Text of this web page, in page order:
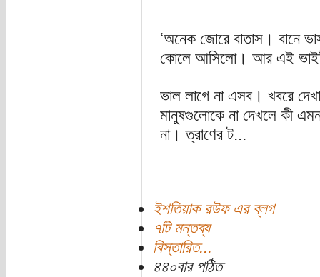
‘অনেক জোরে বাতাস। বানে
কোলে আসিলো। আর এই
ভাল লাগে না এসব। খবরে
মানুষগুলোকে না দেখলে কী
না। ত্রাণের ট...
ইশতিয়াক রউফ এর ব্লগ
৭টি মন্তব্য
বিস্তারিত...
৪৪০বার পঠিত